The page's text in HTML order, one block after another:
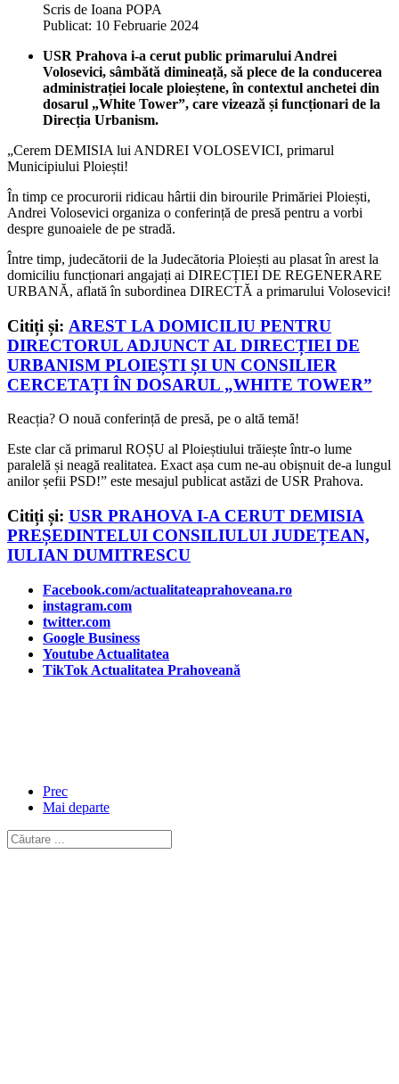
Scris de Ioana POPA
Publicat: 10 Februarie 2024
USR Prahova i-a cerut public primarului Andrei
Volosevici, sâmbătă dimineață, să plece de la conducerea
administrației locale ploieștene, în contextul anchetei din
dosarul „White Tower”, care vizează și funcționari de la
Direcția Urbanism.
„Cerem DEMISIA lui ANDREI VOLOSEVICI, primarul
Municipiului Ploiești!
În timp ce procurorii ridicau hârtii din birourile Primăriei Ploiești,
Andrei Volosevici organiza o conferință de presă pentru a vorbi
despre gunoaiele de pe stradă.
Între timp, judecătorii de la Judecătoria Ploiești au plasat în arest la
domiciliu funcționari angajați ai DIRECȚIEI DE REGENERARE
URBANĂ, aflată în subordinea DIRECTĂ a primarului Volosevici!
Citiți și: AREST LA DOMICILIU PENTRU
DIRECTORUL ADJUNCT AL DIRECȚIEI DE
URBANISM PLOIEȘTI ȘI UN CONSILIER
CERCETAȚI ÎN DOSARUL „WHITE TOWER”
Reacția? O nouă conferință de presă, pe o altă temă!
Este clar că primarul ROȘU al Ploieștiului trăiește într-o lume
paralelă și neagă realitatea. Exact așa cum ne-au obișnuit de-a lungul
anilor șefii PSD!” este mesajul publicat astăzi de USR Prahova.
Citiți și: USR PRAHOVA I-A CERUT DEMISIA
PREȘEDINTELUI CONSILIULUI JUDEȚEAN,
IULIAN DUMITRESCU
Facebook.com/actualitateaprahoveana.ro
instagram.com
twitter.com
Google Business
Youtube Actualitatea
TikTok Actualitatea Prahoveană
Prec
Mai departe